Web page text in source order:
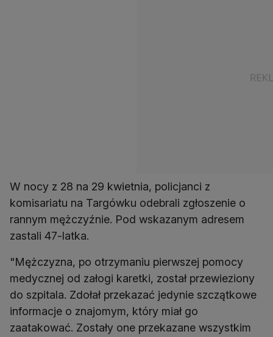
W nocy z 28 na 29 kwietnia, policjanci z
komisariatu na Targówku odebrali zgłoszenie o
rannym mężczyźnie. Pod wskazanym adresem
zastali 47-latka.
"Mężczyzna, po otrzymaniu pierwszej pomocy
medycznej od załogi karetki, został przewieziony
do szpitala. Zdołał przekazać jedynie szczątkowe
informacje o znajomym, który miał go
zaatakować. Zostały one przekazane wszystkim